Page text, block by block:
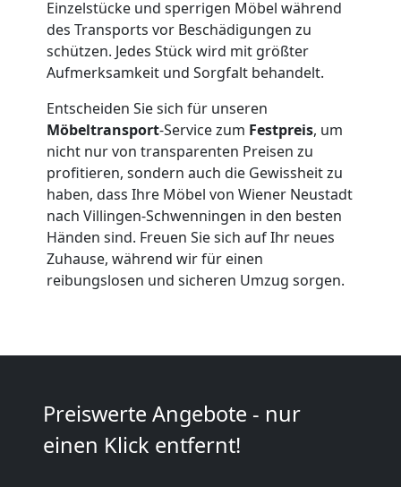
Einzelstücke und sperrigen Möbel während
des Transports vor Beschädigungen zu
schützen. Jedes Stück wird mit größter
Aufmerksamkeit und Sorgfalt behandelt.
Entscheiden Sie sich für unseren
Möbeltransport-Service zum Festpreis, um
nicht nur von transparenten Preisen zu
profitieren, sondern auch die Gewissheit zu
haben, dass Ihre Möbel von Wiener Neustadt
nach Villingen-Schwenningen in den besten
Händen sind. Freuen Sie sich auf Ihr neues
Zuhause, während wir für einen
reibungslosen und sicheren Umzug sorgen.
Preiswerte Angebote - nur
einen Klick entfernt!
Expressumzug
Wiener
Neustadt
Tragehilfe
Wiener
Kleiner
Umzug
Wiener